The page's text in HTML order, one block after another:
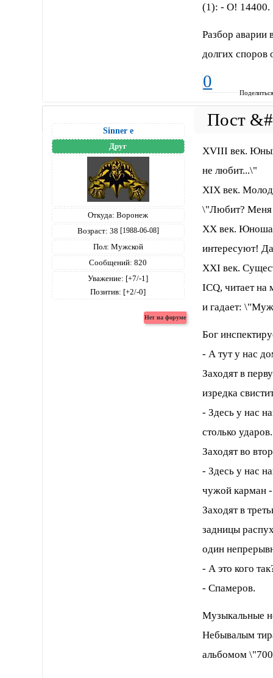
(1): - О! 14400.
Разбор аварии
долгих
0
Sinner е
Друг
Откуда: Воронеж
Возраст: 38 [1988-06-08]
Пол: Мужской
Сообщений: 820
Уважение: [+7/-1]
Позитив: [+2/-0]
XVIII век.
не любит...\"
XIX век.
\"Любит? Меня
XX век. Юноша
интересуют!
XXI век.
ICQ, читает
и гадает:
Бог
- А тут у нас
Заходят в
изредка
- Здесь у нас
столько ударов.
Заходят во
- Здесь у нас
чужой карман -
Заходят в
задницы
один
- А это кого
- Спамеров.
Музыкальные
Небывалым
альбомом